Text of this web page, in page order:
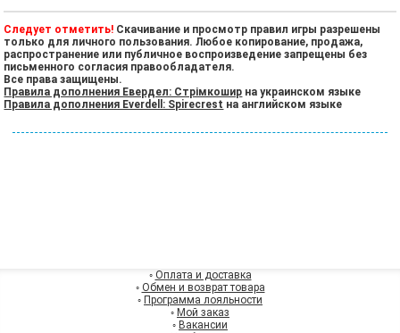
Следует отметить! Скачивание и просмотр правил игры разрешены
только для личного пользования. Любое копирование, продажа,
распространение или публичное воспроизведение запрещены без
письменного согласия правообладателя.
Все права защищены.
Правила дополнения Евердел: Стрімкошир на украинском языке
Правила дополнения Everdell: Spirecrest на английском языке
◦ Оплата и доставка
◦ Обмен и возврат товара
◦ Программа лояльности
◦ Мой заказ
◦ Вакансии